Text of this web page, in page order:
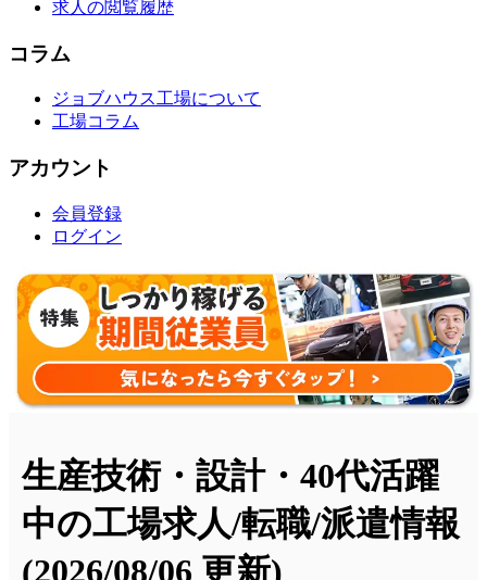
求人の閲覧履歴
コラム
ジョブハウス工場について
工場コラム
アカウント
会員登録
ログイン
生産技術・設計・40代活躍
中の工場求人/転職/派遣情報
(2026/08/06 更新)